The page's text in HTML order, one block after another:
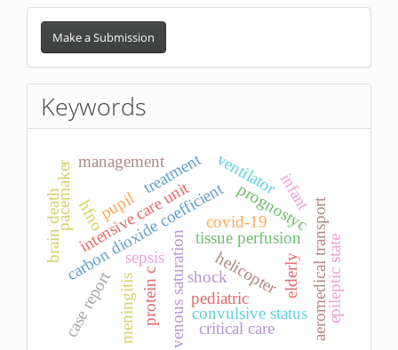
Make
Submission
Make a Submission
Keywords
tissue perfusion
venous saturation
carbon dioxide coefficient
sepsis
shock
aeromedical transport
helicopter
convulsive status epileptic state
intensive care unit
elderly
prognostyc
protein c pediatric
infant
hfnopupil
pacemaker
meningitis
case report critical care
ventilator
treatment
brain death covid-19
management